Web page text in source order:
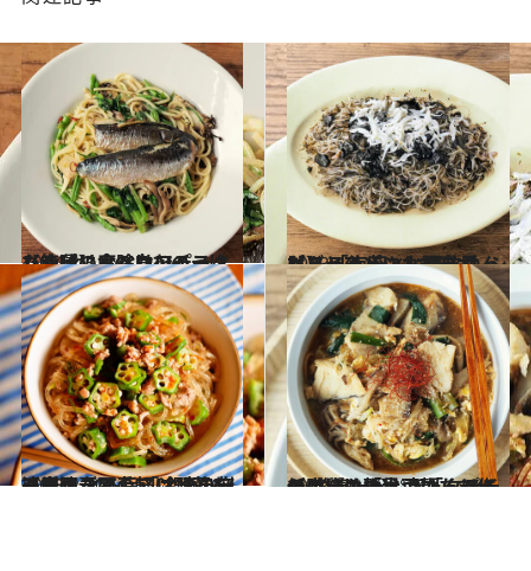
2024.2.3
【節分に食べたいパスタレシピ】魔除けアイテム“いわし”の身をのっけた幸運のペペロンチーノ
グルメ 2023.4.6
【フライパン1つだけレシピ】 「海苔としらすのっけビーフン」 お酒を呑んだあとの〆にも最高！
グルメ
2023.2.20
【麻婆春雨のアレンジレシピ】 とろ旨「オクラ麻婆春雨ごはん」 冷凍の刻みオクラで手軽に野菜を追加
グルメ 2023.4.2
【いいもの見つけたシリーズレシピ】 高たんぱく低脂質の「大豆麺」で作る 栄養たっぷり「タラチゲのっけ麺」
グルメ